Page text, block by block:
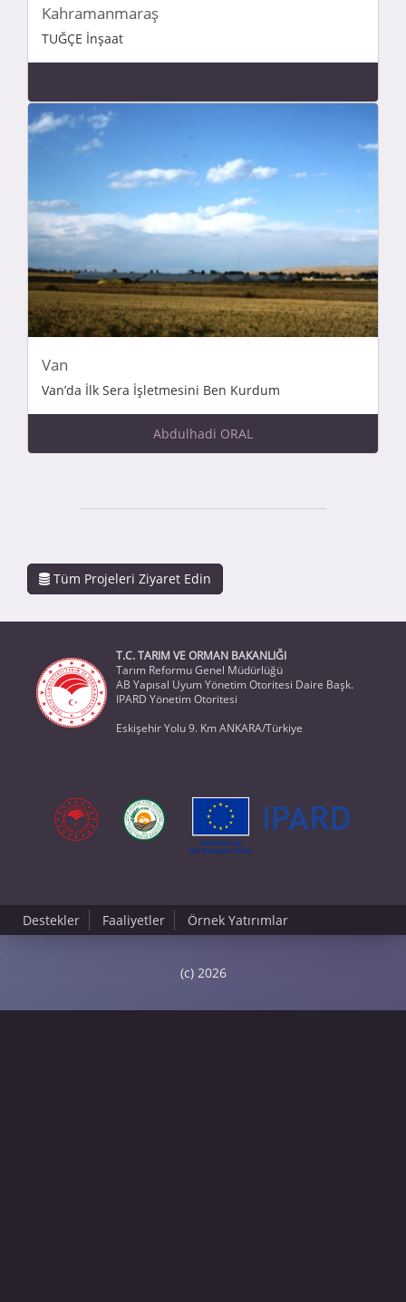
Kahramanmaraş
TUĞÇE İnşaat
Van
Van’da İlk Sera İşletmesini Ben Kurdum
Abdulhadi ORAL
Tüm Projeleri Ziyaret Edin
T.C. TARIM VE ORMAN BAKANLIĞI
Tarım Reformu Genel Müdürlüğü
AB Yapısal Uyum Yönetim Otoritesi Daire Başk.
IPARD Yönetim Otoritesi
Eskişehir Yolu 9. Km ANKARA/Türkiye
Destekler Faaliyetler Örnek Yatırımlar
(c) 2026